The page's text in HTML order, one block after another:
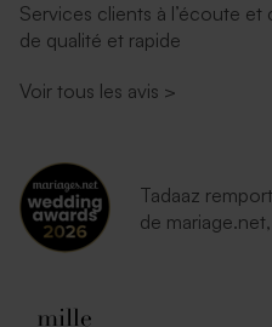
Services clients à l’écoute
de qualité et rapide
Voir tous les avis >
Tadaaz
de